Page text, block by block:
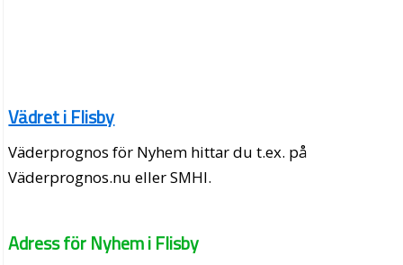
Vädret i Flisby
Väderprognos för Nyhem hittar du t.ex. på
Väderprognos.nu eller SMHI.
Adress för Nyhem i Flisby